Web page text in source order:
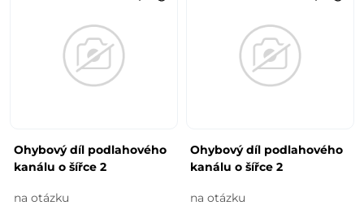
Ohybový díl podlahového
kanálu o šířce 2
na otázku
Ohybový díl podlahového
kanálu o šířce 2
na otázku